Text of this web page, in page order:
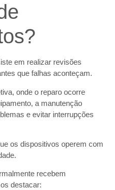
em realizar revisões
que falhas aconteçam.
onde o reparo ocorre
a manutenção
e evitar interrupções
os dispositivos operem com
recebem
destacar: